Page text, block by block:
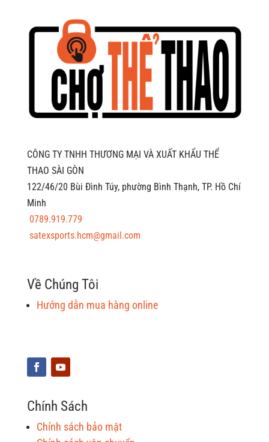
CÔNG TY TNHH THƯƠNG MẠI VÀ XUẤT KHẨU THỂ
THAO SÀI GÒN
122/46/20 Bùi Đình Túy, phường Bình Thạnh, TP. Hồ Chí
Minh
0789.919.779
satexsports.hcm@gmail.com
Về Chúng Tôi
Hướng dẫn mua hàng online
Chính Sách
Chính sách bảo mật